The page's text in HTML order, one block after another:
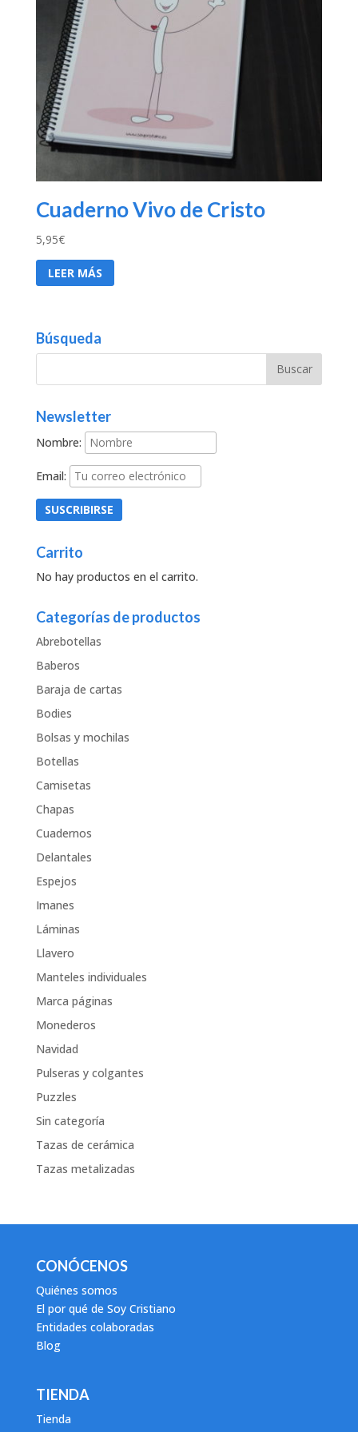
Cuaderno Vivo de Cristo
5,95€
LEER MÁS
Búsqueda
Newsletter
Nombre:
Email:
Carrito
No hay productos en el carrito.
Categorías de productos
Abrebotellas
Baberos
Baraja de cartas
Bodies
Bolsas y mochilas
Botellas
Camisetas
Chapas
Cuadernos
Delantales
Espejos
Imanes
Láminas
Llavero
Manteles individuales
Marca páginas
Monederos
Navidad
Pulseras y colgantes
Puzzles
Sin categoría
Tazas de cerámica
Tazas metalizadas
CONÓCENOS
Quiénes somos
El por qué de Soy Cristiano
Entidades colaboradas
Blog
TIENDA
Tienda